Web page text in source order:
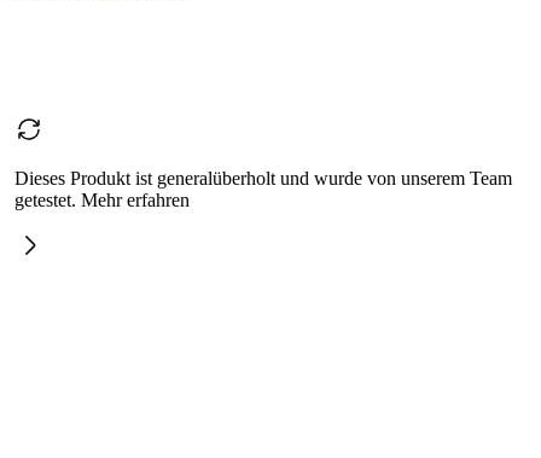
Dieses Produkt ist generalüberholt und wurde von unserem Team
getestet. Mehr erfahren